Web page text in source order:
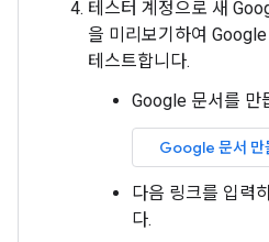
테스터 계정으로 새
을 미리보기하여
테스트합니다.
Google 문서를 만
Google 문서 만
다음 링크를 입력
다.